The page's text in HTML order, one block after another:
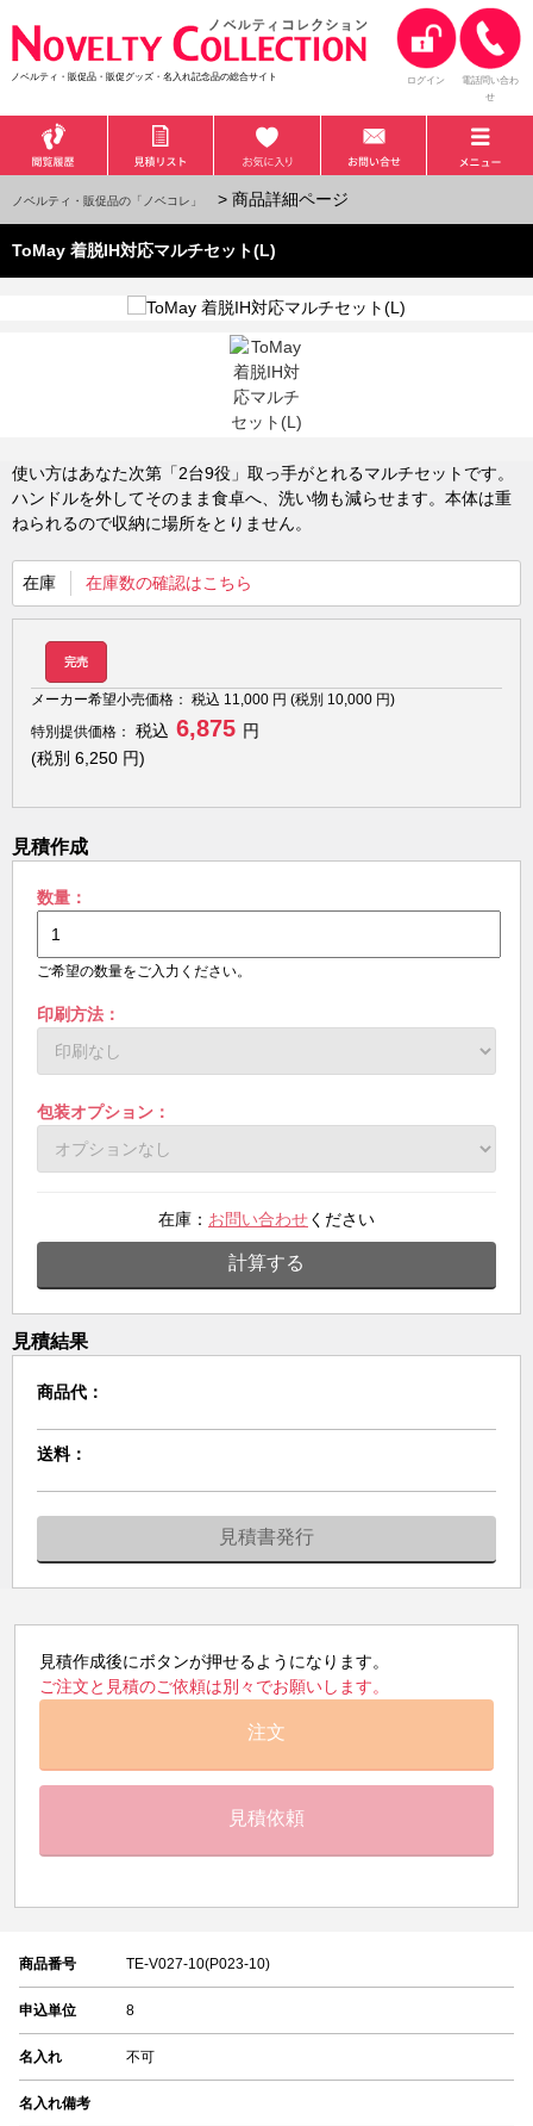
ノベルティ・販促品・販促グッズ・名入れ記念品の総合サイト ログイン
電話問い合わ
せ
ノベルティ・販促品の「ノベコレ」 > 商品詳細ページ
ToMay 着脱IH対応マルチセット(L)
使い方はあなた次第「2台9役」取っ手がとれるマルチセットです。
ハンドルを外してそのまま食卓へ、洗い物も減らせます。本体は重
ねられるので収納に場所をとりません。
在庫 在庫数の確認はこちら
完売
メーカー希望小売価格： 税込 11,000 円 (税別 10,000 円)
特別提供価格：
税込 6,875 円
(税別 6,250 円)
見積作成
数量：
ご希望の数量をご入力ください。
印刷方法：
包装オプション：
在庫： お問い合わせください
計算する
見積結果
商品代：
送料：
見積書発行
見積作成後にボタンが押せるようになります。
ご注文と見積のご依頼は別々でお願いします。
注文
見積依頼
商品番号 TE-V027-10(P023-10)
申込単位 8
名入れ 不可
名入れ備考